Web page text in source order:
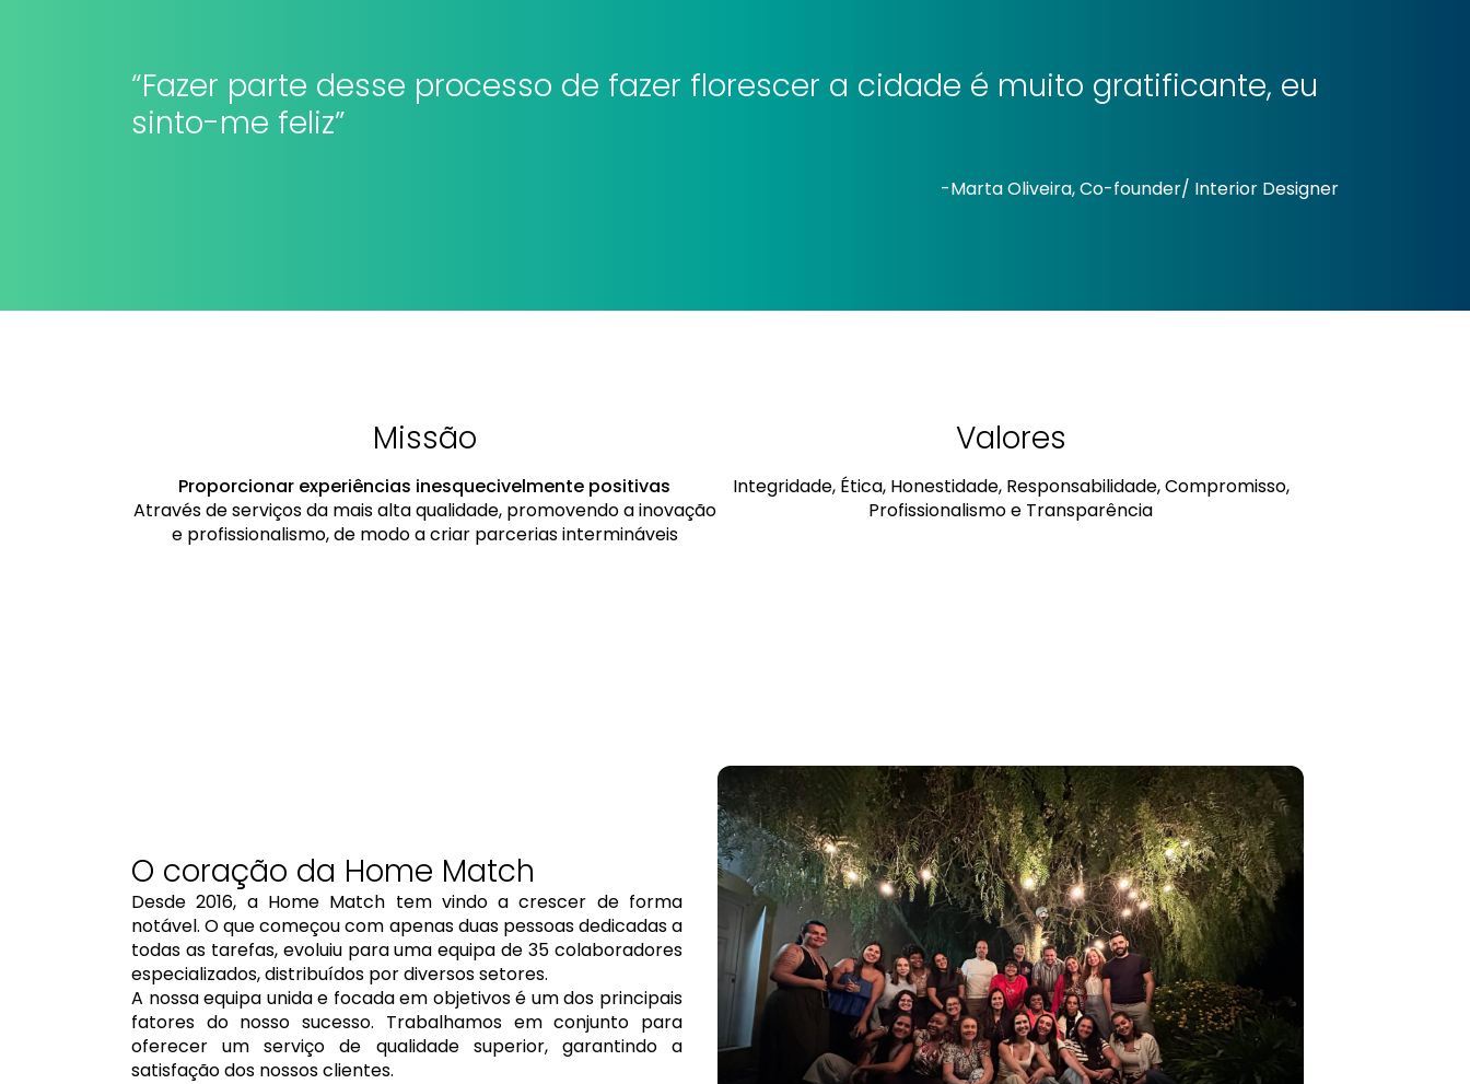
“Fazer parte desse processo de fazer florescer a cidade é muito gratificante, eu
sinto-me feliz”
-Marta Oliveira, Co-founder/ Interior Designer
Missão
Proporcionar experiências inesquecivelmente positivas
Através de serviços da mais alta qualidade, promovendo a inovação
e profissionalismo, de modo a criar parcerias intermináveis
Valores
Integridade, Ética, Honestidade, Responsabilidade, Compromisso,
Profissionalismo e Transparência
O coração da Home Match
Desde 2016, a Home Match tem vindo a crescer de forma
notável. O que começou com apenas duas pessoas dedicadas a
todas as tarefas, evoluiu para uma equipa de 35 colaboradores
especializados, distribuídos por diversos setores.
A nossa equipa unida e focada em objetivos é um dos principais
fatores do nosso sucesso. Trabalhamos em conjunto para
oferecer um serviço de qualidade superior, garantindo a
satisfação dos nossos clientes.